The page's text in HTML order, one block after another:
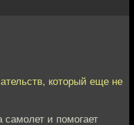
который еще не
самолет и помогает